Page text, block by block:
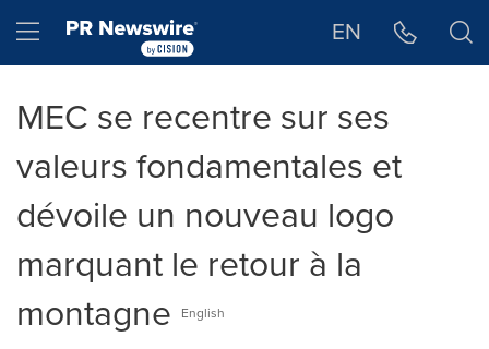
Hamburger menu EN
MEC se recentre sur ses
valeurs fondamentales et
dévoile un nouveau logo
marquant le retour à la
montagne
English